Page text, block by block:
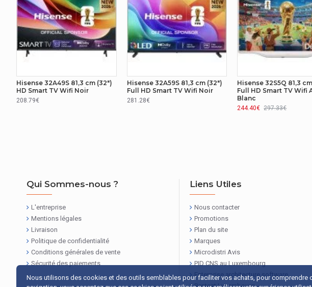
ÉCRAN
Compatibilité 3D Non
AUDIO
Décodeurs audio intégrés Dolby Atmos
CONNECTIVITÉ
Quantité de ports HDMI
Interface commune Plus (Cl+)
Interface Commune (IC)
Sortie de casque
Hisense 32A49S 81,3 cm (32")
HD Smart TV Wifi Noir
208.79€
Hisense 32A59S 81,3 cm (32")
Full HD Smart TV Wifi Noir
281.28€
Hisense 32S5Q 81,3
Full HD Smart TV Wifi
Blanc
244.40€ 297.33€
Qui Sommes-nous ?
L'entreprise
Mentions légales
Livraison
Politique de confidentialité
Conditions générales de vente
Sécurité des paiements
Liens Utiles
Nous contacter
Promotions
Plan du site
Marques
Microdistri Avis
PID CNS au Luxembourg
Enterprise architecture software
Nous utilisons des cookies et des outils semblables pour faciliter vos achats, pour